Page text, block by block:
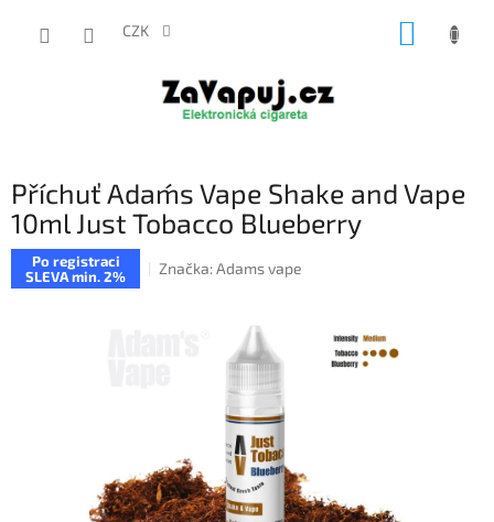
CZK
Příchuť Adam´s Vape Shake and Vape
10ml Just Tobacco Blueberry
Po registraci
SLEVA min. 2%
Značka:Adams vape